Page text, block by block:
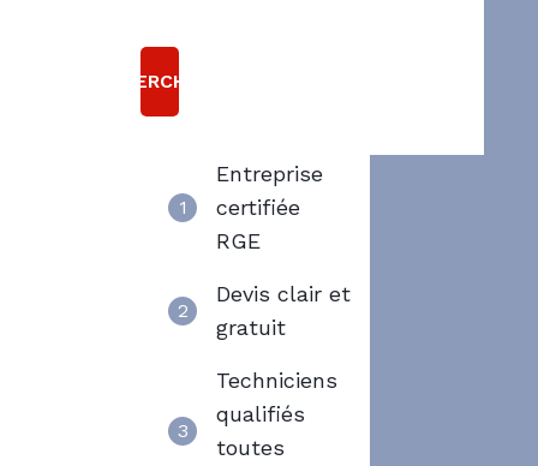
RECHERCHERChoisir
Axenergie
1
Entreprise
certifiée
RGE
2
Devis clair et
gratuit
3
Techniciens
qualifiés
toutes